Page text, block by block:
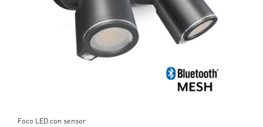
Foco LED con sensor